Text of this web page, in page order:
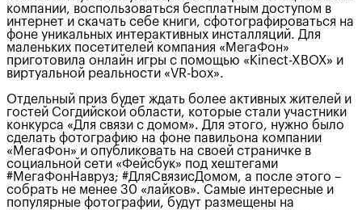
компании, воспользоваться бесплатным доступом в
интернет и скачать себе книги, сфотографироваться на
фоне уникальных интерактивных инсталляций. Для
маленьких посетителей компания «МегаФон»
приготовила онлайн игры с помощью «Kinect-XBOX» и
виртуальной реальности «VR-box».
Отдельный приз будет ждать более активных жителей и
гостей Согдийской области, которые стали участники
конкурса «Для связи с домом». Для этого, нужно было
сделать фотографию на фоне павильона компании
«МегаФон» и опубликовать на своей страничке в
социальной сети «Фейсбук» под хештегами
#МегаФонНавруз; #ДляСвязисДомом, а после этого –
собрать не менее 30 «лайков». Самые интересные и
популярные фотографии, будут размещены на